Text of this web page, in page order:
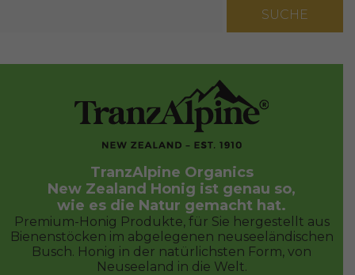
TranzAlpine Organics
New Zealand Honig ist genau so,
wie es die Natur gemacht hat.
Premium-Honig Produkte, für Sie hergestellt aus
Bienenstöcken im abgelegenen neuseeländischen
Busch. Honig in der natürlichsten Form, von
Neuseeland in die Welt.